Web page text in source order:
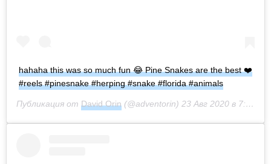
hahaha this was so much fun 😂 Pine Snakes are the best ❤️
#reels #pinesnake #herping #snake #florida #animals
Публикация от David Orin (@adventorin) 23 Авг 2020 в 7:27 PDT